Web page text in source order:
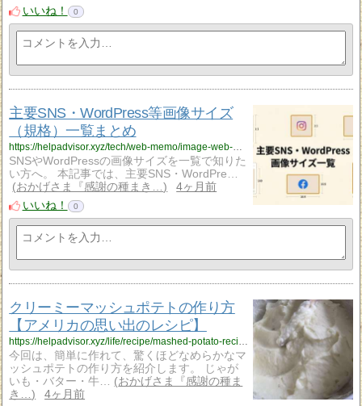
いいね！
0
主要SNS・WordPress等画像サイズ
（規格）一覧まとめ
https://helpadvisor.xyz/tech/web-memo/image-web-memo/image-size?utm_source=rss&utm_medium=rss&utm_campaign=image-size
SNSやWordPressの画像サイズを一覧で知りた
い方へ。 本記事では、主要SNS・WordPre…
おかげさま『感謝の種まき…
4ヶ月前
いいね！
0
クリーミーマッシュポテトの作り方
【アメリカの思い出のレシピ】
https://helpadvisor.xyz/life/recipe/mashed-potato-recipe?utm_source=rss&utm_medium=rss&utm_campaign=mashed-potato-recipe
今回は、簡単に作れて、驚くほどなめらかなマ
ッシュポテトの作り方を紹介します。 じゃが
いも・バター・牛…
おかげさま『感謝の種ま
き…
4ヶ月前